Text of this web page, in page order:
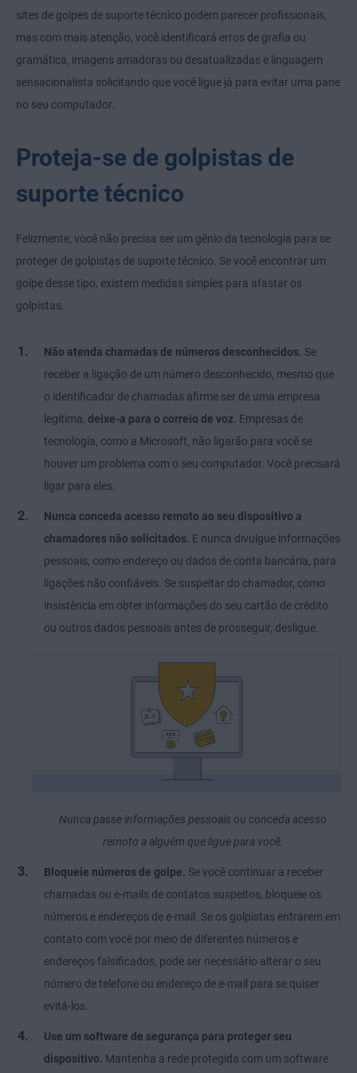
sites de golpes de suporte técnico podem parecer profissionais,
mas com mais atenção, você identificará erros de grafia ou
gramática, imagens amadoras ou desatualizadas e linguagem
sensacionalista solicitando que você ligue já para evitar uma pane
no seu computador.
Proteja-se de golpistas de
suporte técnico
Felizmente, você não precisa ser um gênio da tecnologia para se
proteger de golpistas de suporte técnico. Se você encontrar um
golpe desse tipo, existem medidas simples para afastar os
golpistas.
Não atenda chamadas de números desconhecidos. Se
receber a ligação de um número desconhecido, mesmo que
o identificador de chamadas afirme ser de uma empresa
legítima, deixe-a para o correio de voz . Empresas de
tecnologia, como a Microsoft, não ligarão para você se
houver um problema com o seu computador. Você precisará
ligar para eles.
Nunca conceda acesso remoto ao seu dispositivo a
chamadores não solicitados. E nunca divulgue informações
pessoais, como endereço ou dados de conta bancária, para
ligações não confiáveis. Se suspeitar do chamador, como
insistência em obter informações do seu cartão de crédito
ou outros dados pessoais antes de prosseguir, desligue.
Nunca passe informações pessoais ou conceda acesso
remoto a alguém que ligue para você.
Bloqueie números de golpe. Se você continuar a receber
chamadas ou e-mails de contatos suspeitos, bloqueie os
números e endereços de e-mail. Se os golpistas entrarem em
contato com você por meio de diferentes números e
endereços falsificados, pode ser necessário alterar o seu
número de telefone ou endereço de e-mail para se quiser
evitá-los.
Use um software de segurança para proteger seu
dispositivo. Mantenha a rede protegida com um software